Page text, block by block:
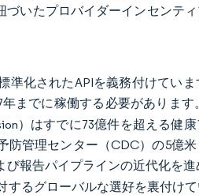
いたプロバイダーインセンテ
化されたAPIを義務付けていま
までに稼働する必要があります
）はすでに73億件を超える健
管理センター（CDC）の5億
報告パイプラインの近代化を進
するグローバルな選好を裏付け